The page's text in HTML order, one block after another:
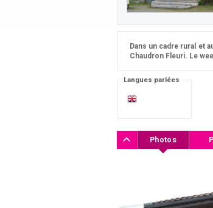
Dans un cadre rural et
Chaudron Fleuri. Le
Langues parlées
Photos